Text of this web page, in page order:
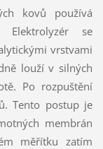
kovů používá
Elektrolyzér se
vrstvami
louží v silných
Po rozpuštění
Tento postup je
membrán
měřítku zatím